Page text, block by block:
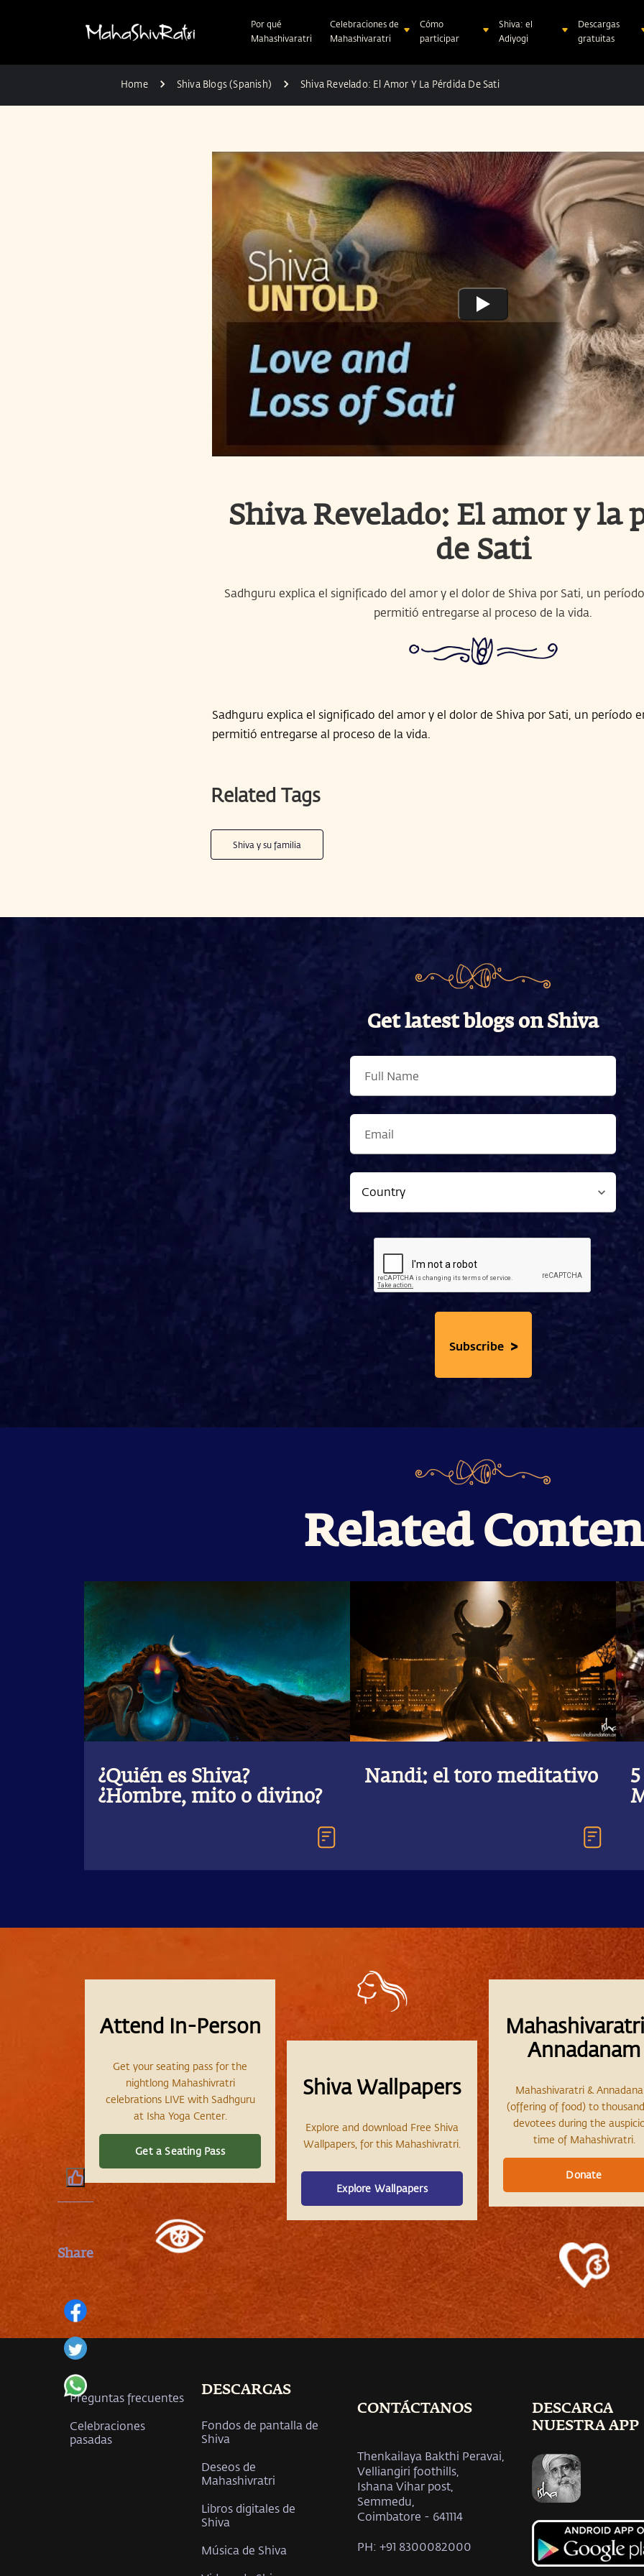
Por qué
Mahashivaratri
Celebraciones de
Mahashivaratri
Cómo
participar
Shiva: el
Adiyogi
Descargas
gratuitas
Home Shiva Blogs (Spanish) Shiva Revelado: El Amor Y La Pérdida De Sati
Shiva Revelado: El amor y la
de Sati
Sadhguru explica el significado del amor y el dolor de Shiva por Sati, un
permitió entregarse al proceso de la vida.
Sadhguru explica el significado del amor y el dolor de Shiva por Sati, un período
permitió entregarse al proceso de la vida.
Related Tags
Shiva y su familia
Get latest blogs on Shiva
Subscribe >
Related
¿Quién es Shiva?
¿Hombre, mito o divino?
Nandi: el toro meditativo
Share
Attend In-Person
Get your seating pass for the
nightlong Mahashivratri
celebrations LIVE with Sadhguru
at Isha Yoga Center.
Get a Seating Pass
Shiva Wallpapers
Explore and download Free Shiva
Wallpapers, for this Mahashivratri.
Explore Wallpapers
Annadanam
Mahashivaratri &
(offering of food) to
devotees during the
time of Mahashivratri.
Donate
Preguntas frecuentes
Celebraciones
pasadas
DESCARGAS
Fondos de pantalla de
Shiva
Deseos de
Mahashivratri
Libros digitales de
Shiva
Música de Shiva
CONTÁCTANOS
Thenkailaya Bakthi Peravai,
Velliangiri foothills,
Ishana Vihar post,
Semmedu,
Coimbatore - 641114
PH: +91 8300082000
DESCARGA
NUESTRA APP